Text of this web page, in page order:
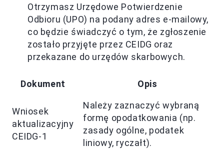
Otrzymasz Urzędowe Potwierdzenie
Odbioru (UPO) na podany adres e-mailowy,
co będzie świadczyć o tym, że zgłoszenie
zostało przyjęte przez CEIDG oraz
przekazane do urzędów skarbowych.
Dokument Opis
Wniosek
aktualizacyjny
CEIDG-1
Należy zaznaczyć wybraną
formę opodatkowania (np.
zasady ogólne, podatek
liniowy, ryczałt).